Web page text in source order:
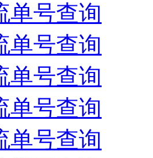
单号查询
单号查询
单号查询
单号查询
单号查询